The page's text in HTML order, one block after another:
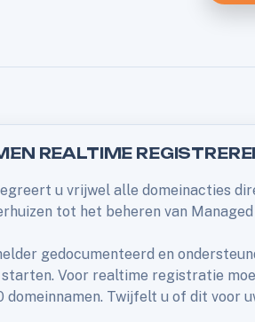
REALTIME
u vrijwel alle domeinacties
tot het beheren van Managed
gedocumenteerd en
Voor realtime registratie
domeinnamen. Twijfelt u of dit voor